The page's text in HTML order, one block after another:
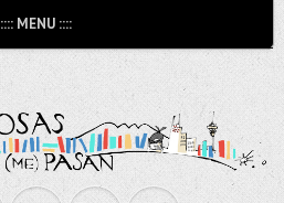
:::: MENU ::::